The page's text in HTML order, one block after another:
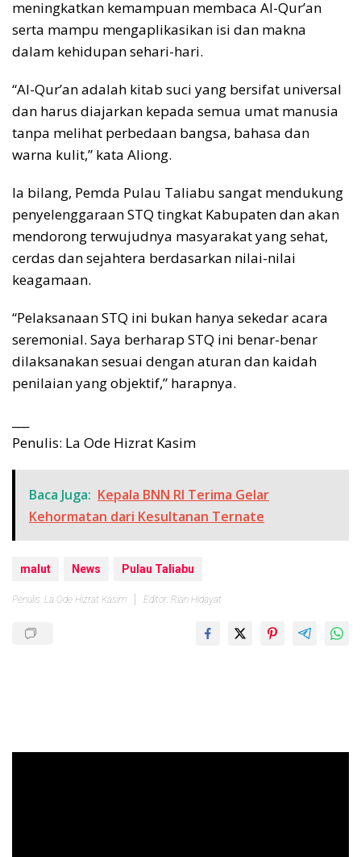
meningkatkan kemampuan membaca Al-Qur’an
serta mampu mengaplikasikan isi dan makna
dalam kehidupan sehari-hari.
“Al-Qur’an adalah kitab suci yang bersifat universal
dan harus diajarkan kepada semua umat manusia
tanpa melihat perbedaan bangsa, bahasa dan
warna kulit,” kata Aliong.
Ia bilang, Pemda Pulau Taliabu sangat mendukung
penyelenggaraan STQ tingkat Kabupaten dan akan
mendorong terwujudnya masyarakat yang sehat,
cerdas dan sejahtera berdasarkan nilai-nilai
keagamaan.
“Pelaksanaan STQ ini bukan hanya sekedar acara
seremonial. Saya berharap STQ ini benar-benar
dilaksanakan sesuai dengan aturan dan kaidah
penilaian yang objektif,” harapnya.
Penulis: La Ode Hizrat Kasim
Baca Juga: Kepala BNN RI Terima Gelar
Kehormatan dari Kesultanan Ternate
malut News Pulau Taliabu
Penulis: La Ode Hizrat Kasim Editor: Rian Hidayat